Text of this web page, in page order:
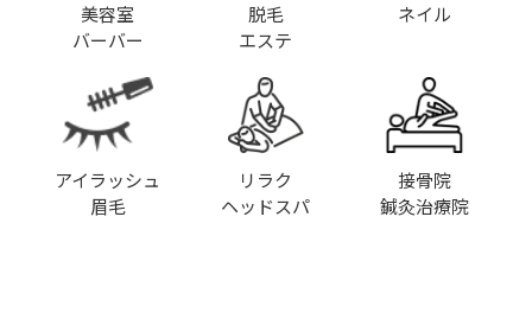
美容室
バーバー
脱毛
エステ
ネイル
アイラッシュ
眉毛
リラク
ヘッドスパ
接骨院
鍼灸治療院